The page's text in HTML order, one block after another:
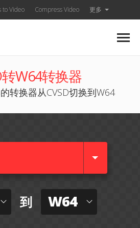
to Video Compress Video 更多
转W64转换器
转换器从CVSD切换到W64
到 W64